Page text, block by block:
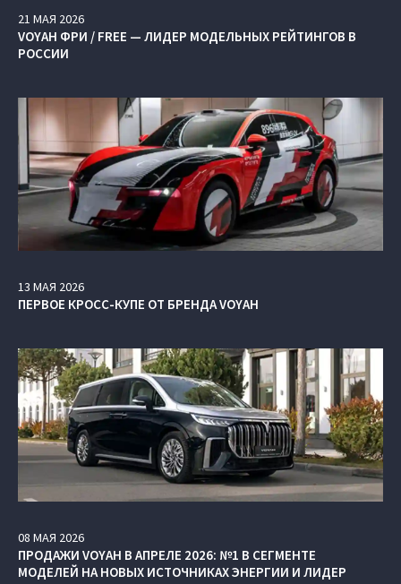
21 МАЯ 2026
VOYAH ФРИ / FREE — ЛИДЕР МОДЕЛЬНЫХ РЕЙТИНГОВ В
РОССИИ
13 МАЯ 2026
ПЕРВОЕ КРОСС-КУПЕ ОТ БРЕНДА VOYAH
08 МАЯ 2026
ПРОДАЖИ VOYAH В АПРЕЛЕ 2026: №1 В СЕГМЕНТЕ
МОДЕЛЕЙ НА НОВЫХ ИСТОЧНИКАХ ЭНЕРГИИ И ЛИДЕР